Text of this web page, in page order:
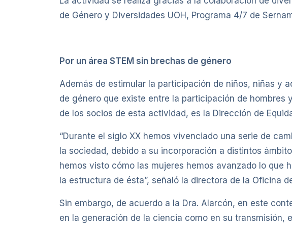
de Género y Diversidades UOH, Programa 4/7 de
Por un área STEM sin brechas de género
Además de estimular la participación de niños, niñas y
de género que existe entre la participación de
de los socios de esta actividad, es la Dirección de
“Durante el siglo XX hemos vivenciado una serie de
la sociedad, debido a su incorporación a distintos
hemos visto cómo las mujeres hemos avanzado lo
la estructura de ésta”, señaló la directora de la Oficina
Sin embargo, de acuerdo a la Dra. Alarcón, en este
en la generación de la ciencia como en su transmisión,